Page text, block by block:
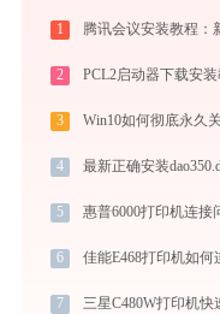
1 腾讯会议安装教程：
2
3
4 最新正确安装
5 惠普6000打印机连接
6 佳能E468打印机如何
7 三星C480W打印机